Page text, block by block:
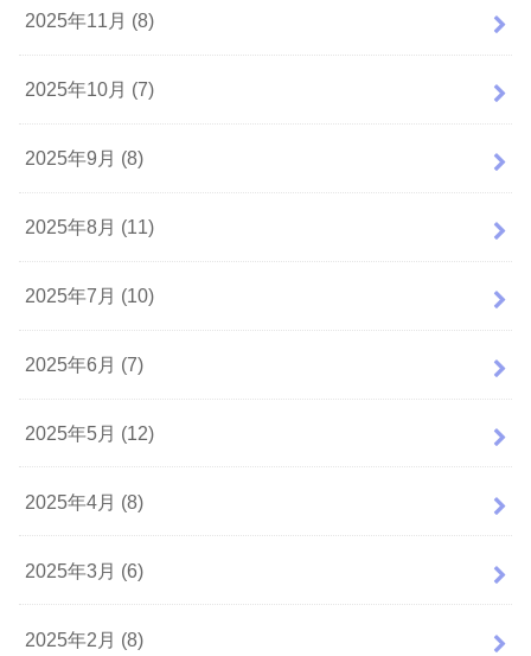
2025年11月 (8)
2025年10月 (7)
2025年9月 (8)
2025年8月 (11)
2025年7月 (10)
2025年6月 (7)
2025年5月 (12)
2025年4月 (8)
2025年3月 (6)
2025年2月 (8)